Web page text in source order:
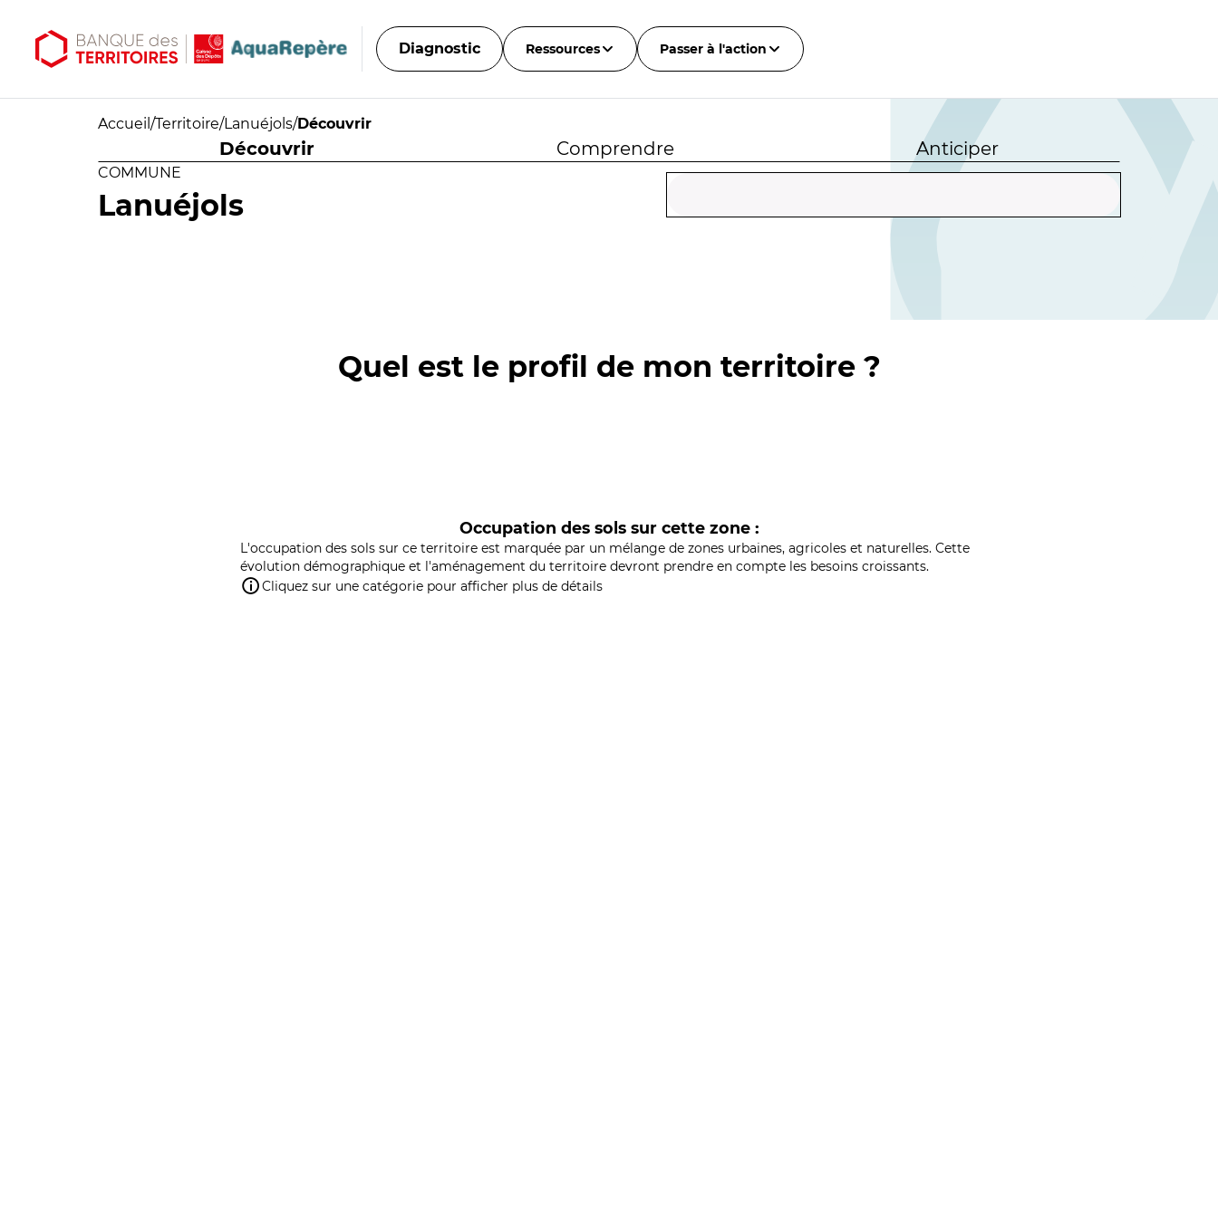
Diagnostic Ressources Passer à l'action
Accueil /Territoire/Lanuéjols/Découvrir
Découvrir Comprendre Anticiper
COMMUNE
Lanuéjols
Quel est le profil de mon territoire ?
Occupation des sols sur cette zone :
L'occupation des sols sur ce territoire est marquée par un mélange de zones urbaines, agricoles et naturelles. Cette
évolution démographique et l'aménagement du territoire devront prendre en compte les besoins croissants.
Cliquez sur une catégorie pour afficher plus de détails